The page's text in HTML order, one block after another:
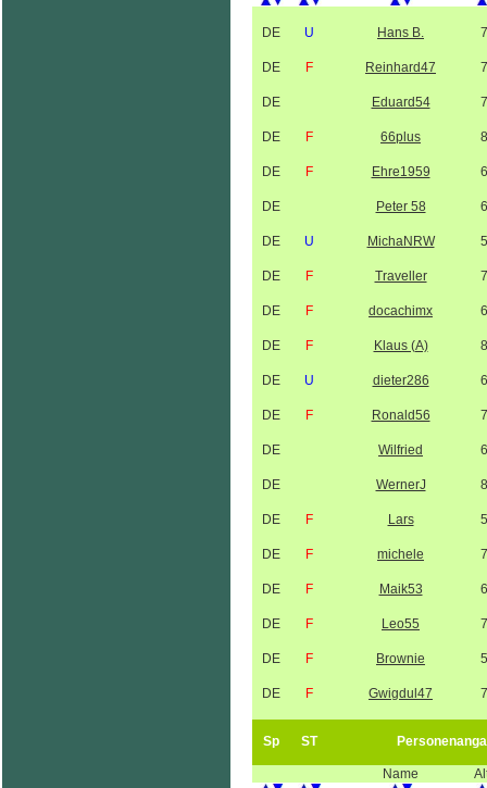
DE U Hans B.
DE F Reinhard47
DE Eduard54
DE F 66plus
DE F Ehre1959
DE Peter 58
DE U MichaNRW
DE F Traveller
DE F docachimx
DE F Klaus (A)
DE U dieter286
DE F Ronald56
DE Wilfried
DE WernerJ
DE F Lars
DE F michele
DE F Maik53
DE F Leo55
DE F Brownie
DE F Gwigdul47
Sp ST
Name